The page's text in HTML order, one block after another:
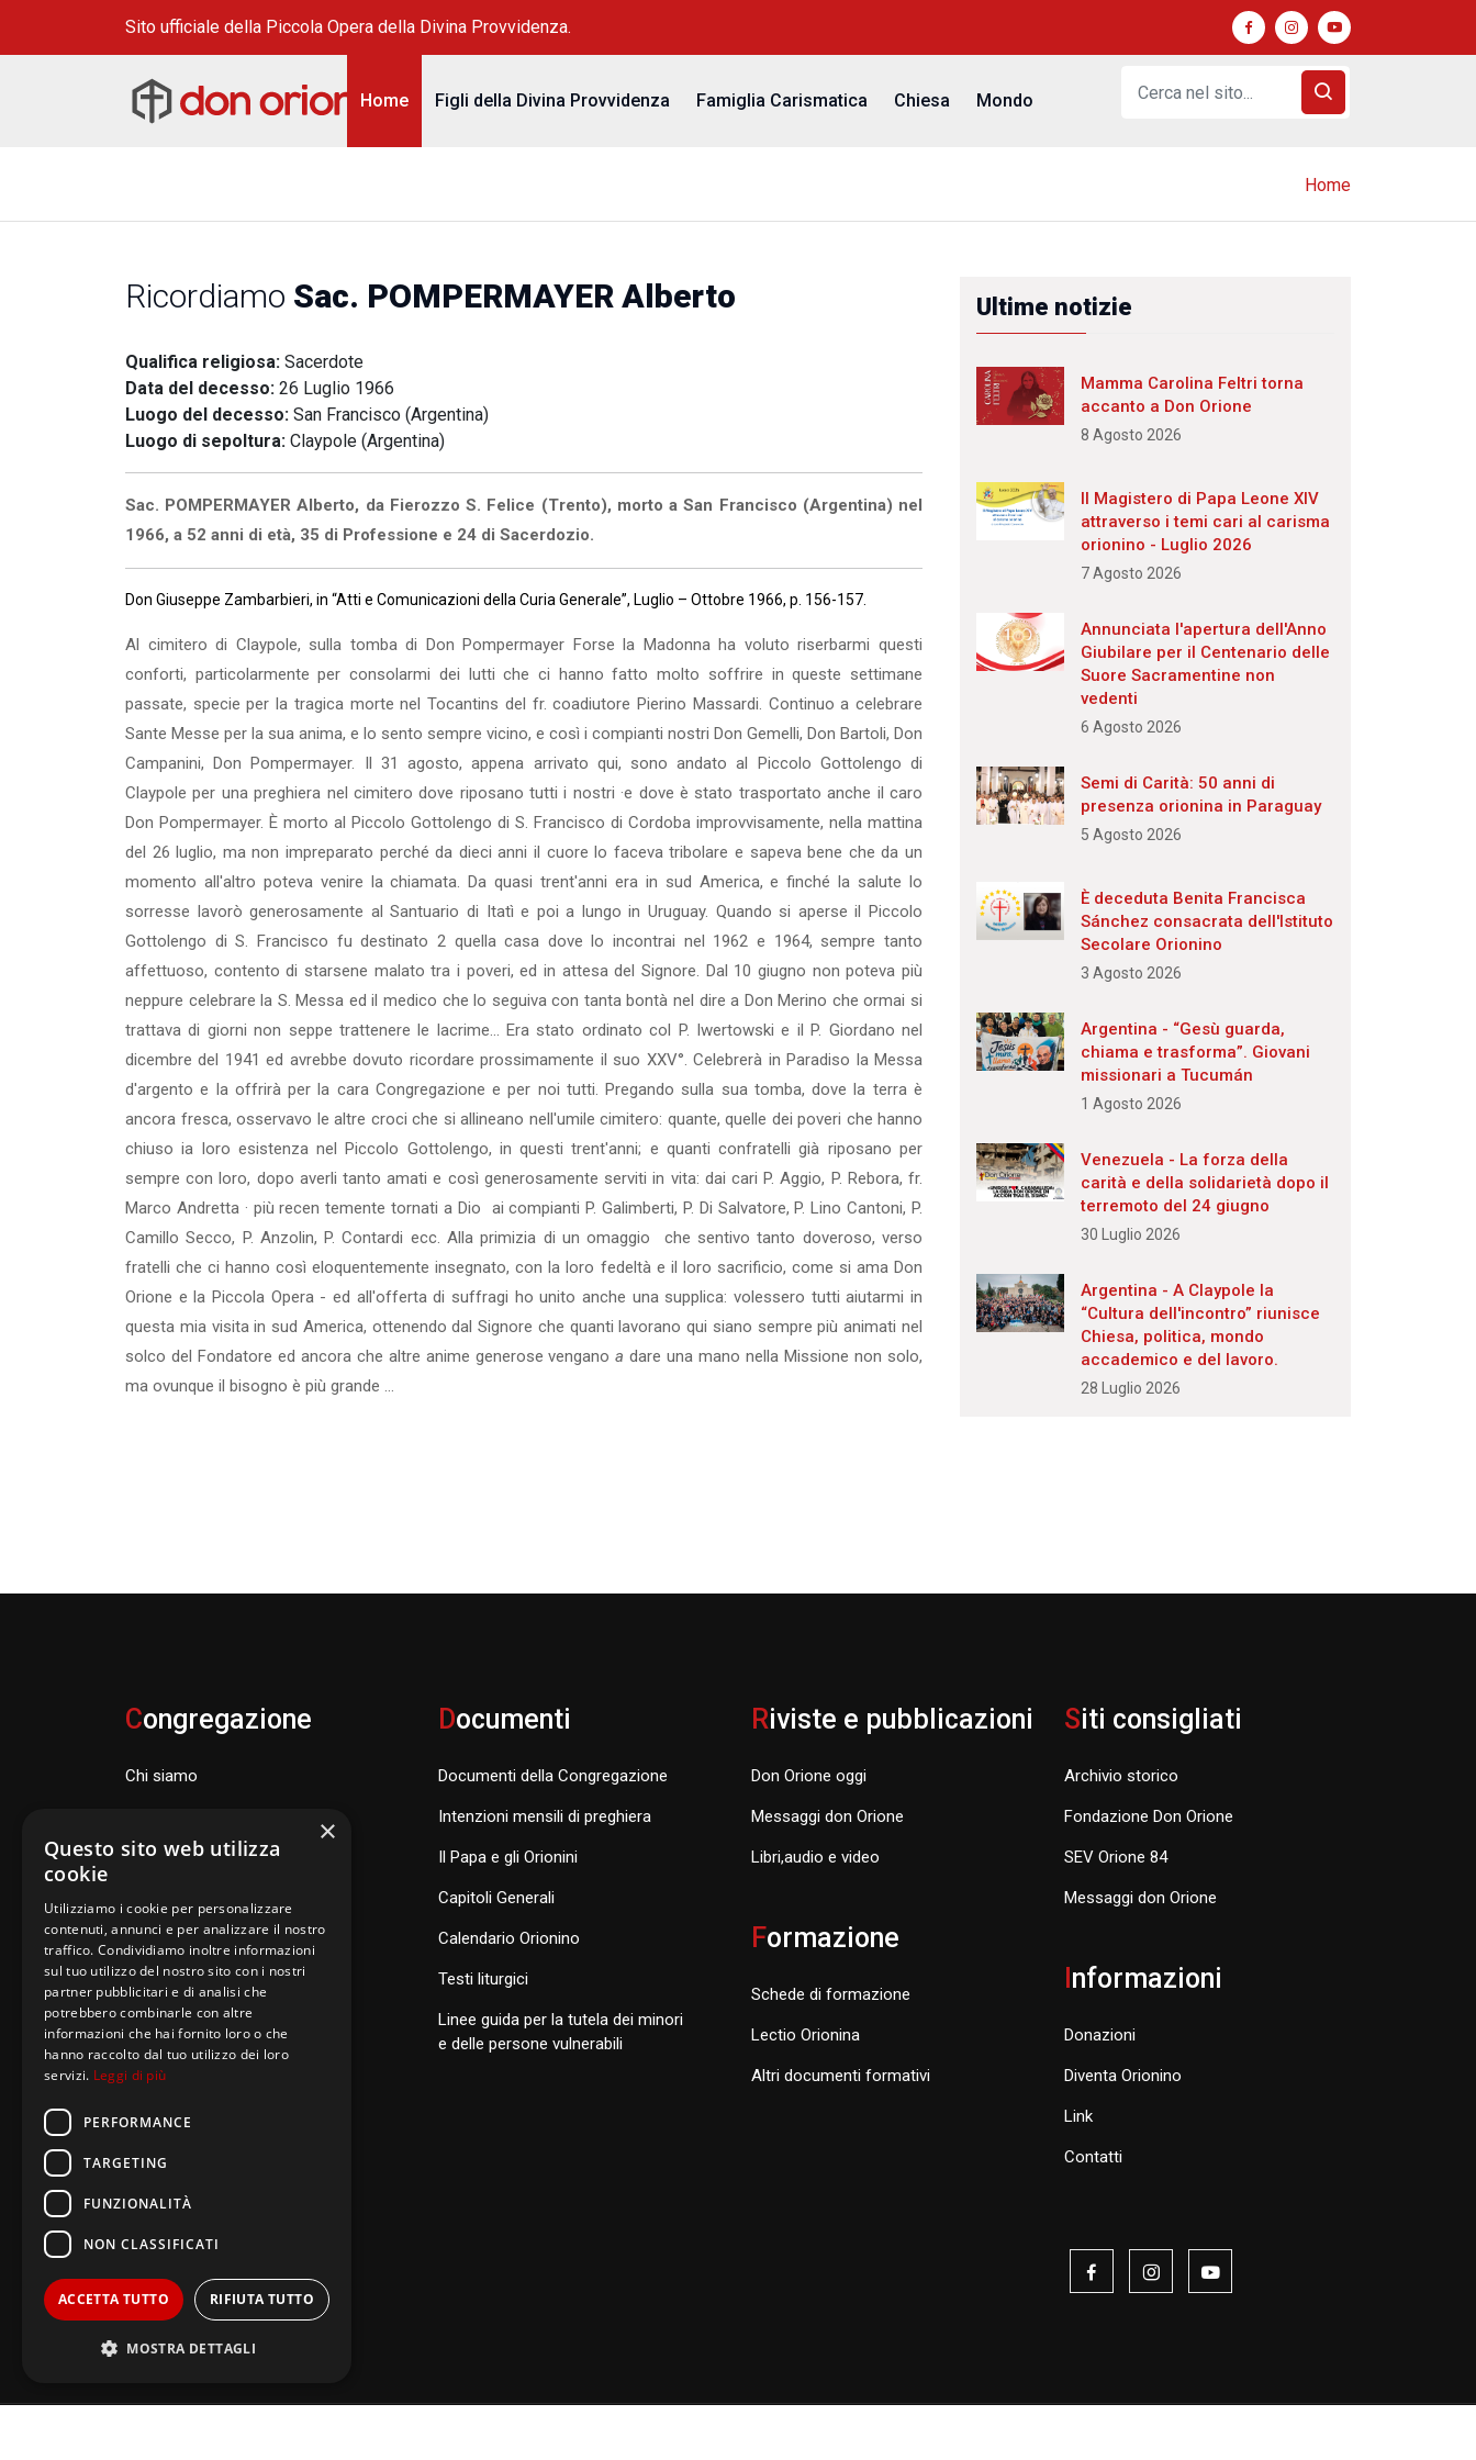
Sito ufficiale della Piccola Opera della Divina Provvidenza.
Home Figli della Divina Provvidenza Famiglia Carismatica Chiesa Mondo
Home
Ricordiamo Sac. POMPERMAYER Alberto
Qualifica religiosa: Sacerdote
Data del decesso: 26 Luglio 1966
Luogo del decesso: San Francisco (Argentina)
Luogo di sepoltura: Claypole (Argentina)
Sac. POMPERMAYER Alberto, da Fierozzo S. Felice (Trento), morto a San Francisco (Argentina) nel
1966, a 52 anni di età, 35 di Professione e 24 di Sacerdozio.
Don Giuseppe Zambarbieri, in “Atti e Comunicazioni della Curia Generale”, Luglio – Ottobre 1966, p. 156-157.
Al cimitero di Claypole, sulla tomba di Don Pompermayer Forse la Madonna ha voluto riserbarmi questi
conforti, particolarmente per consolarmi dei lutti che ci hanno fatto molto soffrire in queste settimane
passate, specie per la tragica morte nel Tocantins del fr. coadiutore Pierino Massardi. Continuo a celebrare
Sante Messe per la sua anima, e lo sento sempre vicino, e così i compianti nostri Don Gemelli, Don Bartoli, Don
Campanini, Don Pompermayer. Il 31 agosto, appena arrivato qui, sono andato al Piccolo Gottolengo di
Claypole per una preghiera nel cimitero dove riposano tutti i nostri ·e dove è stato trasportato anche il caro
Don Pompermayer. È morto al Piccolo Gottolengo di S. Francisco di Cordoba improvvisamente, nella mattina
del 26 luglio, ma non impreparato perché da dieci anni il cuore lo faceva tribolare e sapeva bene che da un
momento all'altro poteva venire la chiamata. Da quasi trent'anni era in sud America, e finché la salute lo
sorresse lavorò generosamente al Santuario di Itatì e poi a lungo in Uruguay. Quando si aperse il Piccolo
Gottolengo di S. Francisco fu destinato 2 quella casa dove lo incontrai nel 1962 e 1964, sempre tanto
affettuoso, contento di starsene malato tra i poveri, ed in attesa del Signore. Dal 10 giugno non poteva più
neppure celebrare la S. Messa ed il medico che lo seguiva con tanta bontà nel dire a Don Merino che ormai si
trattava di giorni non seppe trattenere le lacrime... Era stato ordinato col P. Iwertowski e il P. Giordano nel
dicembre del 1941 ed avrebbe dovuto ricordare prossimamente il suo XXV°. Celebrerà in Paradiso la Messa
d'argento e la offrirà per la cara Congregazione e per noi tutti. Pregando sulla sua tomba, dove la terra è
ancora fresca, osservavo le altre croci che si allineano nell'umile cimitero: quante, quelle dei poveri che hanno
chiuso ia loro esistenza nel Piccolo Gottolengo, in questi trent'anni; e quanti confratelli già riposano per
sempre con loro, dopo averli tanto amati e così generosamente serviti in vita: dai cari P. Aggio, P. Rebora, fr.
Marco Andretta · più recen temente tornati a Dio ai compianti P. Galimberti, P. Di Salvatore, P. Lino Cantoni, P.
Camillo Secco, P. Anzolin, P. Contardi ecc. Alla primizia di un omaggio che sentivo tanto doveroso, verso
fratelli che ci hanno così eloquentemente insegnato, con la loro fedeltà e il loro sacrificio, come si ama Don
Orione e la Piccola Opera - ed all'offerta di suffragi ho unito anche una supplica: volessero tutti aiutarmi in
questa mia visita in sud America, ottenendo dal Signore che quanti lavorano qui siano sempre più animati nel
solco del Fondatore ed ancora che altre anime generose venganoadare una mano nella Missione non solo,
ma ovunque il bisogno è più grande ...
Ultime notizie
Mamma Carolina Feltri torna
accanto a Don Orione
8 Agosto 2026
Il Magistero di Papa Leone XIV
attraverso i temi cari al carisma
orionino - Luglio 2026
7 Agosto 2026
Annunciata l'apertura dell'Anno
Giubilare per il Centenario delle
Suore Sacramentine non
vedenti
6 Agosto 2026
Semi di Carità: 50 anni di
presenza orionina in Paraguay
5 Agosto 2026
È deceduta Benita Francisca
Sánchez consacrata dell'Istituto
Secolare Orionino
3 Agosto 2026
Argentina - “Gesù guarda,
chiama e trasforma”. Giovani
missionari a Tucumán
1 Agosto 2026
Venezuela - La forza della
carità e della solidarietà dopo il
terremoto del 24 giugno
30 Luglio 2026
Argentina - A Claypole la
“Cultura dell'incontro” riunisce
Chiesa, politica, mondo
accademico e del lavoro.
28 Luglio 2026
Congregazione
Chi siamo
Dove siamo nel mondo
Santi di Famiglia
Postulazione Generale
San Luigi Orione
Santi di Famiglia
Documenti
Documenti della Congregazione
Intenzioni mensili di preghiera
Il Papa e gli Orionini
Capitoli Generali
Calendario Orionino
Testi liturgici
Linee guida per la tutela dei minori
e delle persone vulnerabili
Riviste e pubblicazioni
Don Orione oggi
Messaggi don Orione
Libri,audio e video
Formazione
Schede di formazione
Lectio Orionina
Altri documenti formativi
Siti consigliati
Archivio storico
Fondazione Don Orione
SEV Orione 84
Messaggi don Orione
nformazioni
Donazioni
Diventa Orionino
Link
Contatti
×
Questo sito web utilizza
cookie
Utilizziamo i cookie per personalizzare
contenuti, annunci e per analizzare il nostro
traffico. Condividiamo inoltre informazioni
sul tuo utilizzo del nostro sito con i nostri
partner pubblicitari e di analisi che
potrebbero combinarle con altre
informazioni che hai fornito loro o che
hanno raccolto dal tuo utilizzo dei loro
servizi. Leggi di più
PERFORMANCE
TARGETING
FUNZIONALITÀ
NON CLASSIFICATI
ACCETTA TUTTO RIFIUTA TUTTO
MOSTRA DETTAGLI